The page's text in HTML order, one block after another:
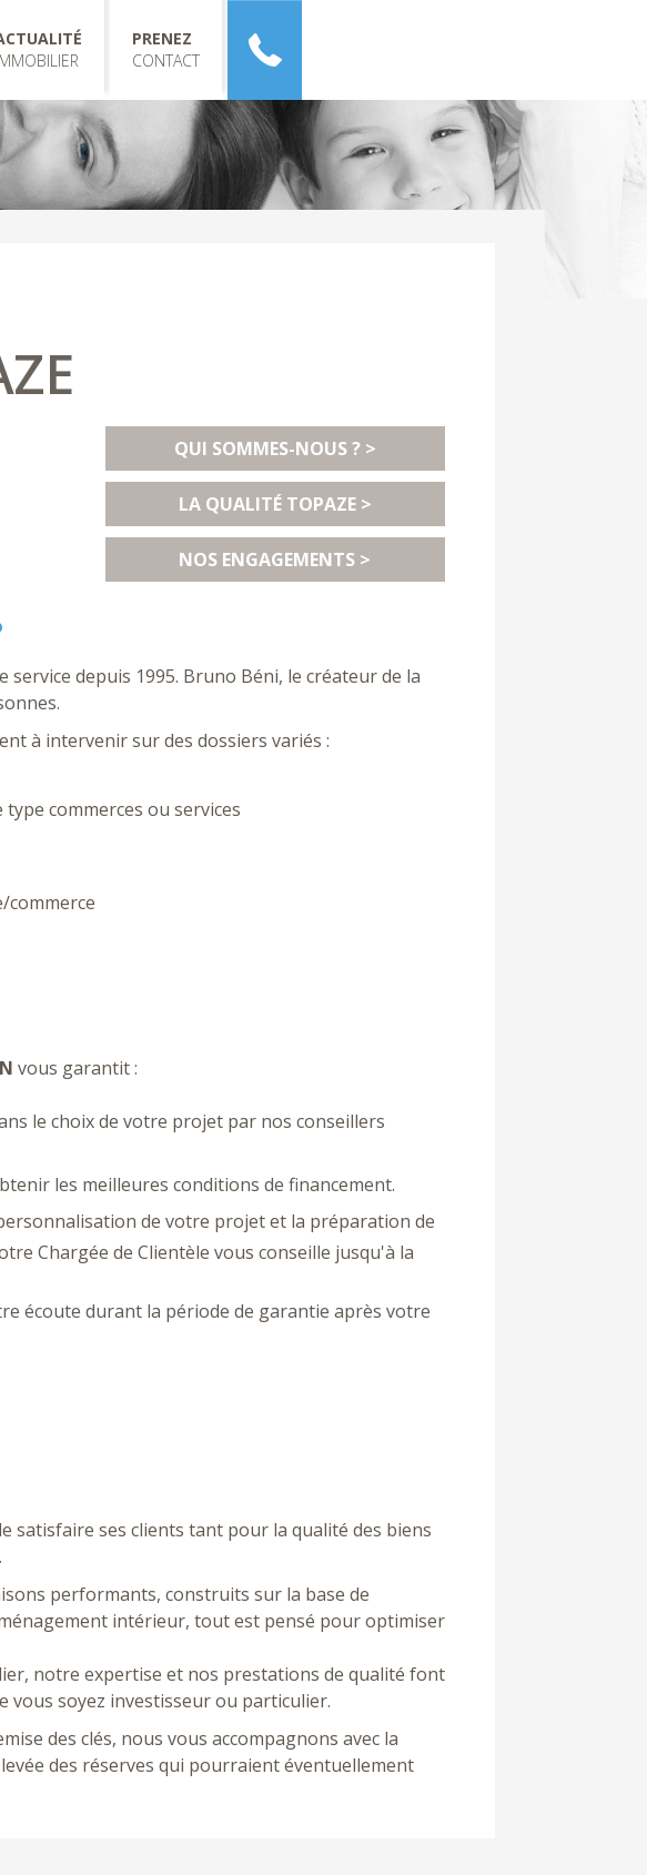
PRENEZ
CONTACT
QUI SOMMES-NOUS ? >
LA QUALITÉ TOPAZE >
NOS ENGAGEMENTS >
service depuis 1995. Bruno Béni, le créateur de la
à intervenir sur des dossiers variés :
commerces ou services
vous garantit :
le choix de votre projet par nos conseillers
les meilleures conditions de financement.
de votre projet et la préparation de
Chargée de Clientèle vous conseille jusqu'à la
écoute durant la période de garantie après votre
satisfaire ses clients tant pour la qualité des biens
performants, construits sur la base de
intérieur, tout est pensé pour optimiser
notre expertise et nos prestations de qualité font
vous soyez investisseur ou particulier.
des clés, nous vous accompagnons avec la
des réserves qui pourraient éventuellement